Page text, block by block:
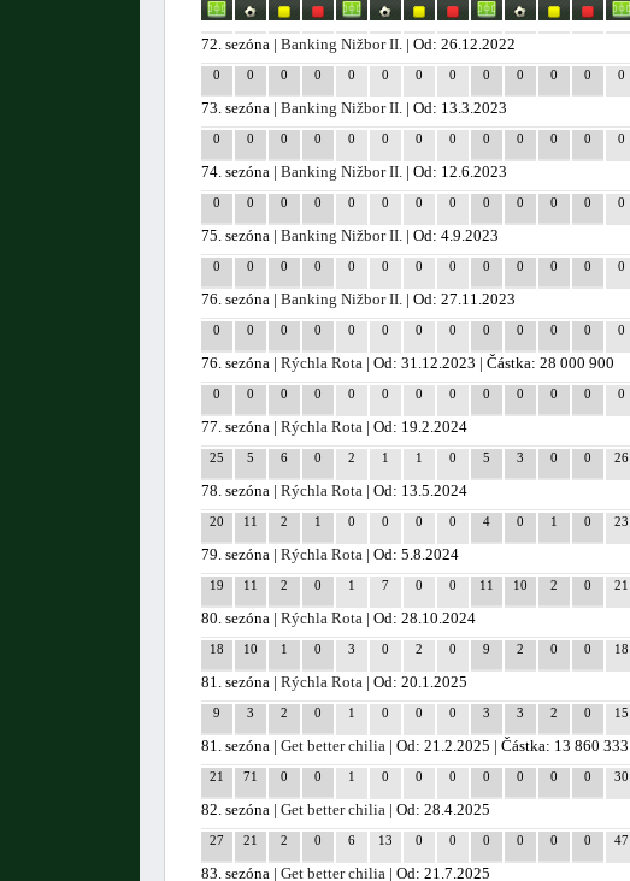
72. sezóna |Banking Nižbor II. | Od: 26.12.2022
0 0 0 0 0 0 0 0 0 0 0 0 0
73. sezóna |Banking Nižbor II. | Od: 13.3.2023
0 0 0 0 0 0 0 0 0 0 0 0 0
74. sezóna |Banking Nižbor II. | Od: 12.6.2023
0 0 0 0 0 0 0 0 0 0 0 0 0
75. sezóna |Banking Nižbor II. | Od: 4.9.2023
0 0 0 0 0 0 0 0 0 0 0 0 0
76. sezóna |Banking Nižbor II. | Od: 27.11.2023
0 0 0 0 0 0 0 0 0 0 0 0 0
76. sezóna |Rýchla Rota | Od: 31.12.2023 | Částka: 28 000 900
0 0 0 0 0 0 0 0 0 0 0 0 0
77. sezóna |Rýchla Rota | Od: 19.2.2024
25 5 6 0 2 1 1 0 5 3 0 0 26
78. sezóna |Rýchla Rota | Od: 13.5.2024
20 11 2 1 0 0 0 0 4 0 1 0 23
79. sezóna |Rýchla Rota | Od: 5.8.2024
19 11 2 0 1 7 0 0 11 10 2 0 21
80. sezóna |Rýchla Rota | Od: 28.10.2024
18 10 1 0 3 0 2 0 9 2 0 0 18
81. sezóna |Rýchla Rota | Od: 20.1.2025
9 3 2 0 1 0 0 0 3 3 2 0 15
81. sezóna |Get better chilia | Od: 21.2.2025 | Částka: 13 860 333
21 71 0 0 1 0 0 0 0 0 0 0 30
82. sezóna |Get better chilia | Od: 28.4.2025
27 21 2 0 6 13 0 0 0 0 0 0 47
83. sezóna |Get better chilia | Od: 21.7.2025